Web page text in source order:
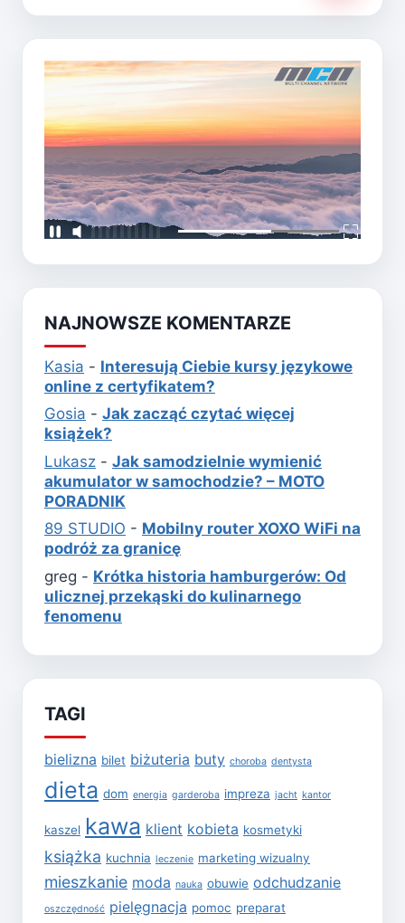
NAJNOWSZE KOMENTARZE
Kasia - Interesują Ciebie kursy językowe
online z certyfikatem?
Gosia - Jak zacząć czytać więcej
książek?
Lukasz - Jak samodzielnie wymienić
akumulator w samochodzie? – MOTO
PORADNIK
89 STUDIO - Mobilny router XOXO WiFi na
podróż za granicę
greg - Krótka historia hamburgerów: Od
ulicznej przekąski do kulinarnego
fenomenu
TAGI
bielizna bilet biżuteria buty choroba dentysta
dieta dom energia garderoba impreza jacht kantor
kaszel kawa klient kobieta kosmetyki
książka kuchnia leczenie marketing wizualny
mieszkanie moda nauka obuwie odchudzanie
oszczędność pielęgnacja pomoc preparat